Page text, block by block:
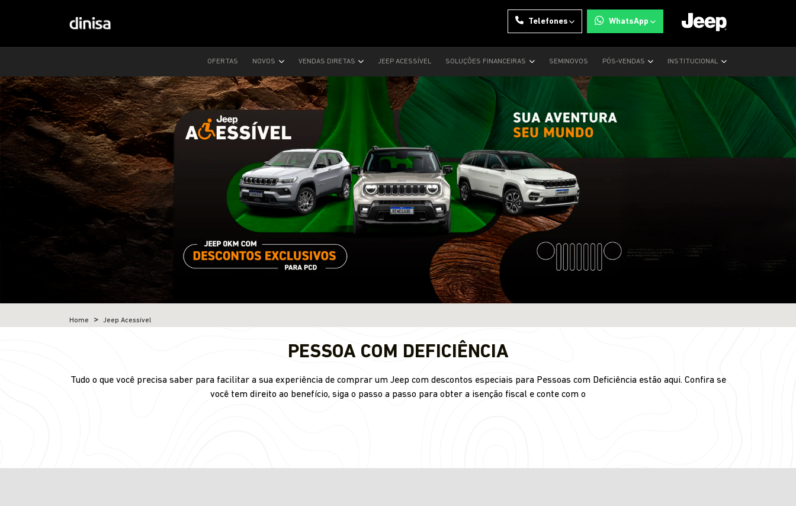
Telefones WhatsApp
OFERTAS NOVOS VENDAS DIRETAS JEEP ACESSÍVEL SOLUÇÕES FINANCEIRAS SEMINOVOS PÓS-VENDAS INSTITUCIONAL
Home Jeep Acessível
PESSOA COM DEFICIÊNCIA
Tudo o que você precisa saber para facilitar a sua experiência de comprar um Jeep com descontos especiais para Pessoas com Deficiência estão aqui. Confira se
você tem direito ao benefício, siga o passo a passo para obter a isenção fiscal e conte com o